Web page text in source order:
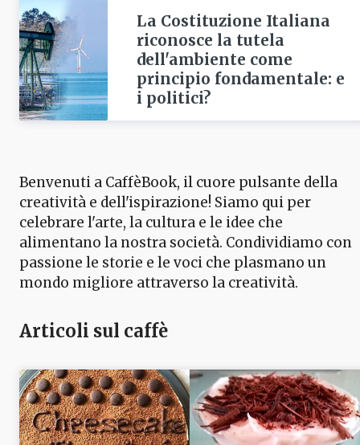
La Costituzione Italiana
riconosce la tutela
dell'ambiente come
principio fondamentale: e
i politici?
Benvenuti a CaffèBook, il cuore pulsante della
creatività e dell'ispirazione! Siamo qui per
celebrare l'arte, la cultura e le idee che
alimentano la nostra società. Condividiamo con
passione le storie e le voci che plasmano un
mondo migliore attraverso la creatività.
Articoli sul caffè